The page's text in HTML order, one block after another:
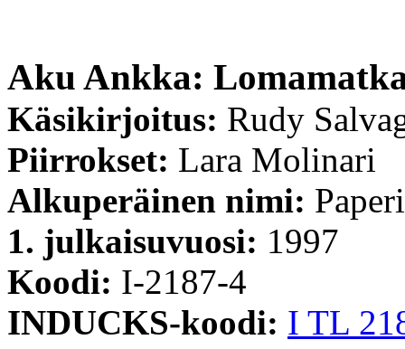
Aku Ankka:
Käsikirjoitus: Rudy
Piirrokset: Lara Molinari
Alkuperäinen nimi:
1. julkaisuvuosi: 1997
Koodi: I-2187-4
INDUCKS-koodi: I TL